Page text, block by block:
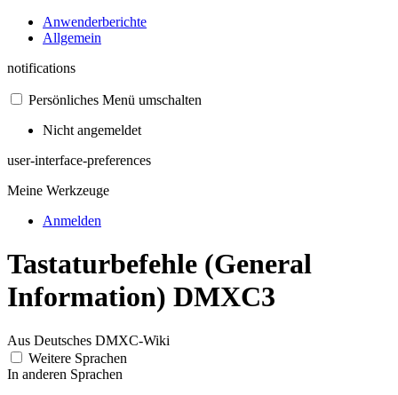
Anwenderberichte
Allgemein
notifications
Persönliches Menü umschalten
Nicht angemeldet
user-interface-preferences
Meine Werkzeuge
Anmelden
Tastaturbefehle (General
Information) DMXC3
Aus Deutsches DMXC-Wiki
Weitere Sprachen
In anderen Sprachen